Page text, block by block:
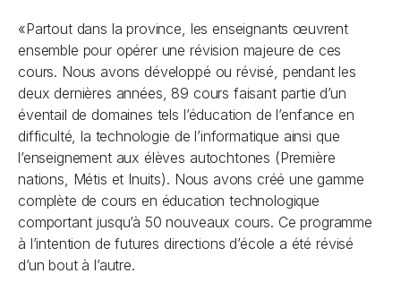
«Partout dans la province, les enseignants œuvrent
ensemble pour opérer une révision majeure de ces
cours. Nous avons développé ou révisé, pendant les
deux dernières années, 89 cours faisant partie d’un
éventail de domaines tels l’éducation de l’enfance en
difficulté, la technologie de l’informatique ainsi que
l’enseignement aux élèves autochtones (Première
nations, Métis et Inuits). Nous avons créé une gamme
complète de cours en éducation technologique
comportant jusqu’à 50 nouveaux cours. Ce programme
à l’intention de futures directions d’école a été révisé
d’un bout à l’autre.